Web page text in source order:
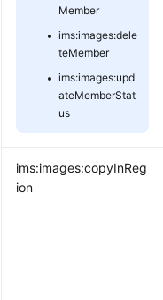
Member
ims:images:dele
teMember
ims:images:upd
ateMemberStat
us
ims:images:copyInReg
ion